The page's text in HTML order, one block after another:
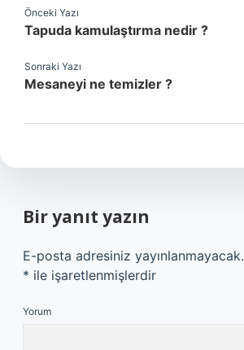
Önceki Yazı
Tapuda kamulaştırma nedir ?
Sonraki Yazı
Mesaneyi ne temizler ?
Bir yanıt yazın
E-posta adresiniz yayınlanmayacak.
* ile işaretlenmişlerdir
Yorum